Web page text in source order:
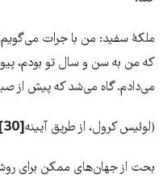
ملکۀ سفید: من با جرات می‌‌‌گویم
که من به سن و سال تو بودم،
می‌‌‌دادم. گاه می‌‌‌شد که پیش از
(لوئیس کرول، از طریق آیینه[30]
بحث از جهان‌‌‌های ممکن برای